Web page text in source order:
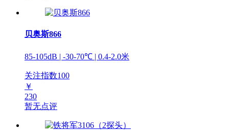
贝奥斯866
85-105dB | -30-70℃ | 0.4-2.0米
关注指数100
￥
230
暂无点评